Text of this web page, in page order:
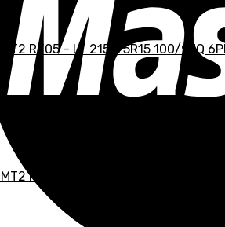
MT2 RT05 – LT 215/75R15 100/97Q
MT2 RT05 – LT 235/75R15 104/101Q